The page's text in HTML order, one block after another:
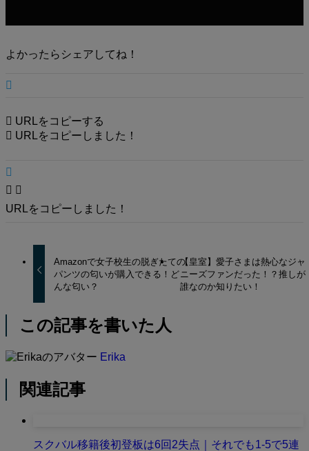
よかったらシェアしてね！
URLをコピーする
URLをコピーしました！
URLをコピーしました！
Amazonで女子校生の脱ぎたての
パンツの匂いが購入できる！ど
んな匂い？
【皇室】愛子さまは熱心なジャ
ニーズファンだった！？推しが
誰なのか知りたい！
この記事を書いた人
Erika
関連記事
スクバル移籍後初登板は6回2失点｜それでも1-5で5連